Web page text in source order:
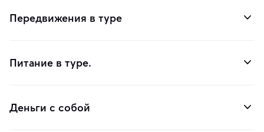
Передвижения в туре
Питание в туре.
Деньги с собой